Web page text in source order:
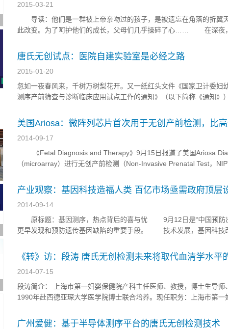
2015-03-21
导读：他们是一群被上帝亲吻过的孩子，是被遗忘在角落的折翼
此改变。为了呵护他们的成长，父母们几乎操碎了心…… 在深夜
今天，机会来了，免费唐氏无创检测将惠及特殊家庭，实现再生育
唐氏无创试点：医院自建实验室是必经之路
2015-01-20
忽如一夜春风来，千树万树梨花开。又一纸红头文件《国家卫计委妇
测序产前筛查与诊断临床应用试点工作的通知》（以下简称《通知》
白。 究其广度，覆盖31个省、直辖市和自治区；论其深度，对检测
美国Ariosa：微阵列芯片首次用于无创产前检测，比
2014-09-17
《Fetal Diagnosis and Therapy》9月15日报道了美国Ariosa
（microarray）进行无创产前检测（Non-Invasive Prenatal Test，
产业观察：基因科技造福人类 百亿市场亟需政府顶层
2014-09-14
原标题：基因测序，热点背后的喜与忧 9月12日是“中国预防出
更早发现和预防遗传基因缺陷的重要手段。 技术发展，基因科
《转》访：段涛 唐氏无创检测未来将取代血清学水平
2014-07-15
段涛简介： 上海市第一妇婴保健院产科主任医师、教授，博士生导师
1990年赴西德亚琛大学医学院博士联合培养。现任职务：上海市第
表学术论文100余篇。主编及主译的专著12本，其中包括被奉为经典...
广州爱健：基于半导体测序平台的唐氏无创检测技术